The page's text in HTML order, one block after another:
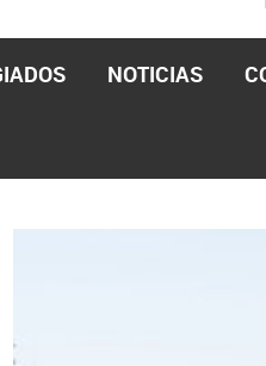
NOTICIAS
de Venezuela solicitando a
del Gobierno.